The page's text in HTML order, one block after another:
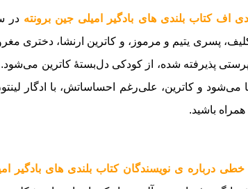
اف کتاب بلندی های بادگیر امیلی جین برونته در
پسری یتیم و مرموز، و کاترین ارنشا، دختری
پذیرفته شده، از کودکی دل‌بستهٔ کاترین
می‌شود و کاترین، علی‌رغم احساساتش، با ادگار
همراه باشید.
خطی درباره ی نویسندگان کتاب بلندی های بادگیر